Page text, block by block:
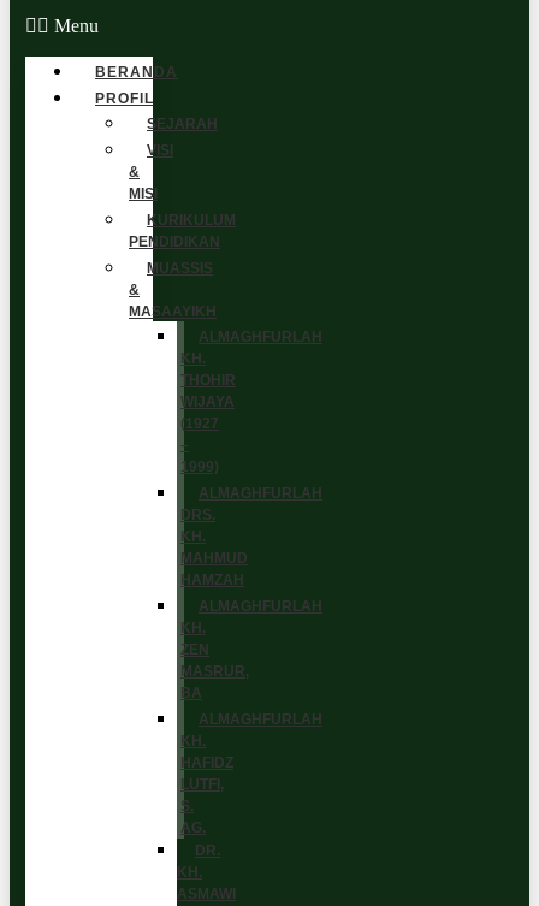
Menu
BERANDA
PROFIL
SEJARAH
VISI
&
MISI
KURIKULUM
PENDIDIKAN
MUASSIS
&
MASAAYIKH
ALMAGHFURLAH
KH.
THOHIR
WIJAYA
(1927
–
1999)
ALMAGHFURLAH
DRS.
KH.
MAHMUD
HAMZAH
ALMAGHFURLAH
KH.
ZEN
MASRUR,
BA
ALMAGHFURLAH
KH.
HAFIDZ
LUTFI,
S.
AG.
DR.
KH.
ASMAWI